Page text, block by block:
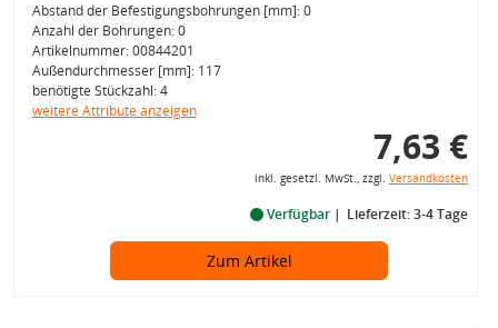
Abstand der Befestigungsbohrungen [mm]: 0
Anzahl der Bohrungen: 0
Artikelnummer: 00844201
Außendurchmesser [mm]: 117
benötigte Stückzahl: 4
weitere Attribute anzeigen
7,63 €
inkl. gesetzl. MwSt., zzgl. Versandkosten
Verfügbar Lieferzeit: 3-4 Tage
Zum Artikel